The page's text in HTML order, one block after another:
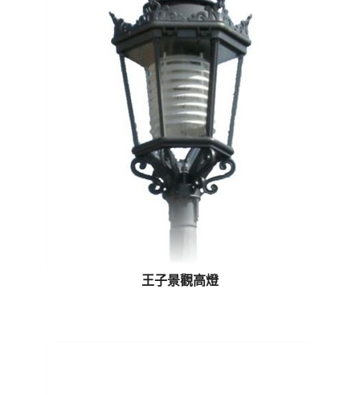
王子景觀高燈